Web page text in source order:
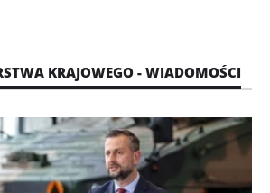
KRAJOWEGO - WIADOMOŚCI